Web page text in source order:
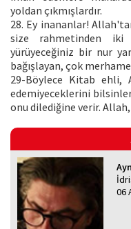
yoldan çıkmışlardır.
28. Ey inananlar!
size rahmetinden iki
yürüyeceğiniz bir nur
bağışlayan, çok
29-Böylece Kitab ehli,
edemiyeceklerini
onu dilediğine verir.
06